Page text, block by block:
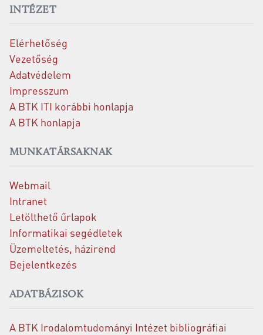
INTÉZET
Elérhetőség
Vezetőség
Adatvédelem
Impresszum
A BTK ITI korábbi honlapja
A BTK honlapja
MUNKATÁRSAKNAK
Webmail
Intranet
Letölthető űrlapok
Informatikai segédletek
Üzemeltetés, házirend
Bejelentkezés
ADATBÁZISOK
A BTK Irodalomtudományi Intézet bibliográfiai